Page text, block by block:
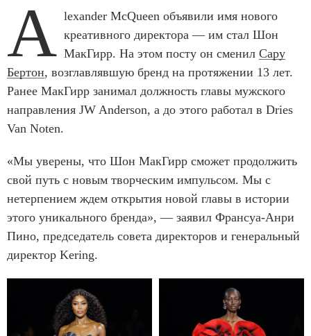
A lexander McQueen объявили имя нового
креативного директора — им стал Шон
МакГирр. На этом посту он сменил Сару
Бертон, возглавлявшую бренд на протяжении 13 лет.
Ранее МакГирр занимал должность главы мужского
направления JW Anderson, а до этого работал в Dries
Van Noten.
«Мы уверены, что Шон МакГирр сможет продолжить
свой путь с новым творческим импульсом. Мы с
нетерпением ждем открытия новой главы в истории
этого уникального бренда», — заявил Франсуа-Анри
Пино, председатель совета директоров и генеральный
директор Kering.